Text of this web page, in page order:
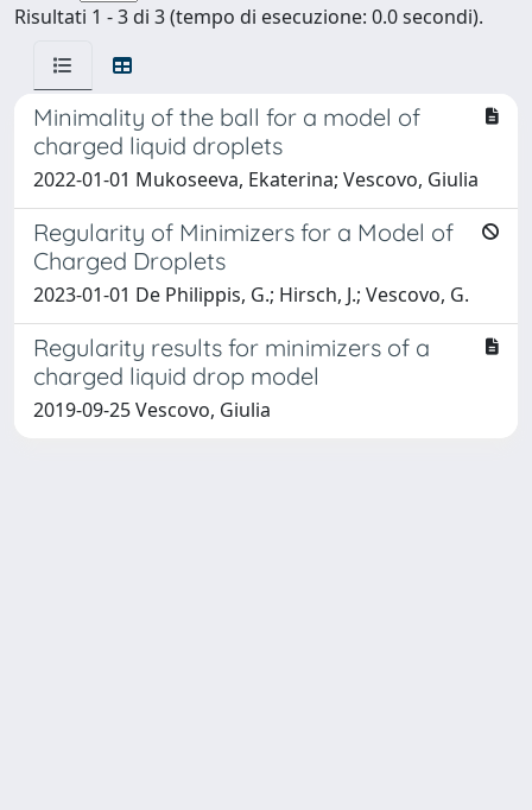
Risultati 1 - 3 di 3 (tempo di esecuzione: 0.0 secondi).
Minimality of the ball for a model of
charged liquid droplets
2022-01-01 Mukoseeva, Ekaterina; Vescovo, Giulia
Regularity of Minimizers for a Model of
Charged Droplets
2023-01-01 De Philippis, G.; Hirsch, J.; Vescovo, G.
Regularity results for minimizers of a
charged liquid drop model
2019-09-25 Vescovo, Giulia